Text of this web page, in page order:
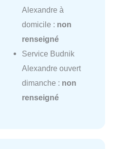
Alexandre à
domicile : non
renseigné
Service Budnik
Alexandre ouvert
dimanche : non
renseigné